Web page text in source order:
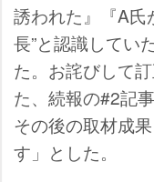
誘われた』『A氏
長”と認識してい
た。お詫びして
た、続報の#2記
その後の取材成
す」とした。